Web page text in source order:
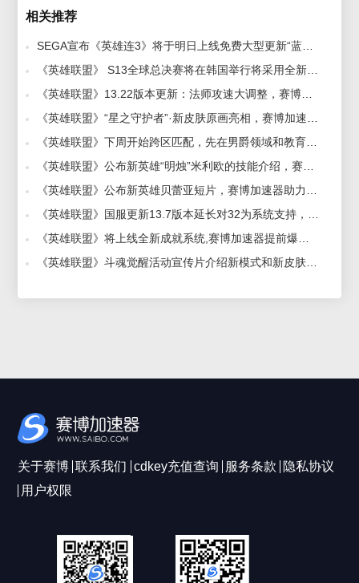
相关推荐
关于赛博 联系我们 cdkey充值查询 服务条款
隐私协议
用户权限